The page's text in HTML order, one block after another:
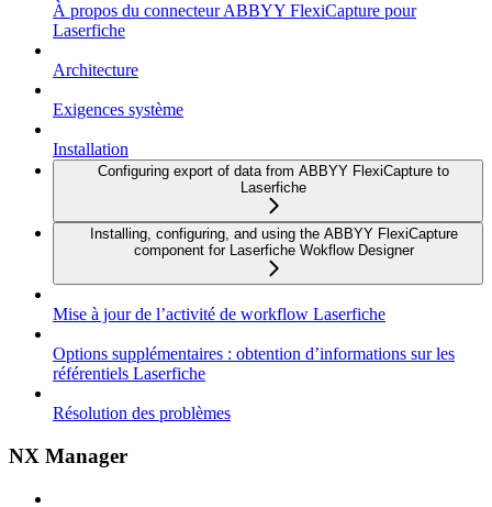
À propos du connecteur ABBYY FlexiCapture pour
Laserfiche
Architecture
Exigences système
Installation
Configuring export of data from ABBYY FlexiCapture to
Laserfiche
Installing, configuring, and using the ABBYY FlexiCapture
component for Laserfiche Wokflow Designer
Mise à jour de l’activité de workflow Laserfiche
Options supplémentaires : obtention d’informations sur les
référentiels Laserfiche
Résolution des problèmes
NX Manager